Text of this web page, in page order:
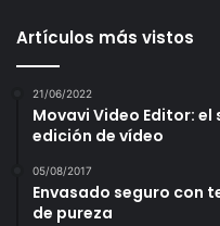
Artículos más vistos
21/06/2022
Movavi Video Editor:
edición de vídeo
05/08/2017
Envasado seguro con
de pureza